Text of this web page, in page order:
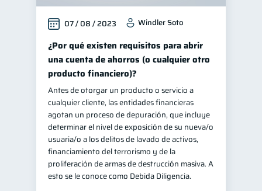
Finanzas familiares 25
Inclusión financiera 22
Bienestar financiero 22
Finanzas para mujeres 20
Seguridad financiera
Salud financiera 12
Organización Financiera 10
Deudas 10
Entidad financiera 8
Préstamos 8 Ahorro 8
07 / 08 / 2023 Windler Soto
¿Por qué existen requisitos para abrir
una cuenta de ahorros (o cualquier otro
producto financiero)?
Antes de otorgar un producto o servicio a
cualquier cliente, las entidades financieras
agotan un proceso de depuración, que incluye
determinar el nivel de exposición de su nueva/o
usuaria/o a los delitos de lavado de activos,
financiamiento del terrorismo y de la
proliferación de armas de destrucción masiva. A
esto se le conoce como Debida Diligencia.